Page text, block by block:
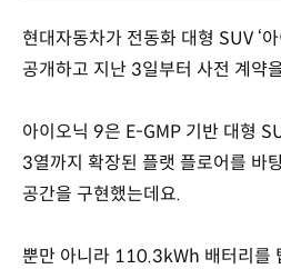
현대자동차가 전동화 대형 SUV ‘
공개하고 지난 3일부터 사전 계약
아이오닉 9은 E-GMP 기반 대형
3열까지 확장된 플랫 플로어를 바
공간을 구현했는데요.
뿐만 아니라 110.3kWh 배터리를